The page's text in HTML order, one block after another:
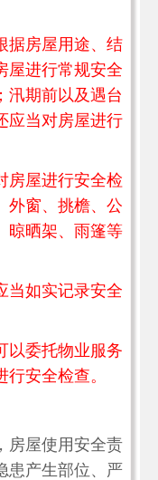
据房屋用途、结
屋进行常规安全
汛期前以及遇台
应当对房屋进行
屋进行安全检
外窗、挑檐、公
晾晒架、雨篷等
如实记录安全
委托物业服务
安全检查。
房屋使用安全责
患产生部位、严